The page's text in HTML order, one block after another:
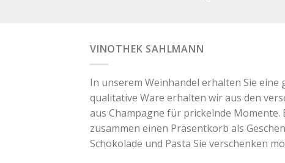
VINOTHEK SAHLMANN
In unserem Weinhandel erhalten Sie
qualitative Ware erhalten wir aus den
aus Champagne für prickelnde
zusammen einen Präsentkorb als
Schokolade und Pasta Sie verschenken